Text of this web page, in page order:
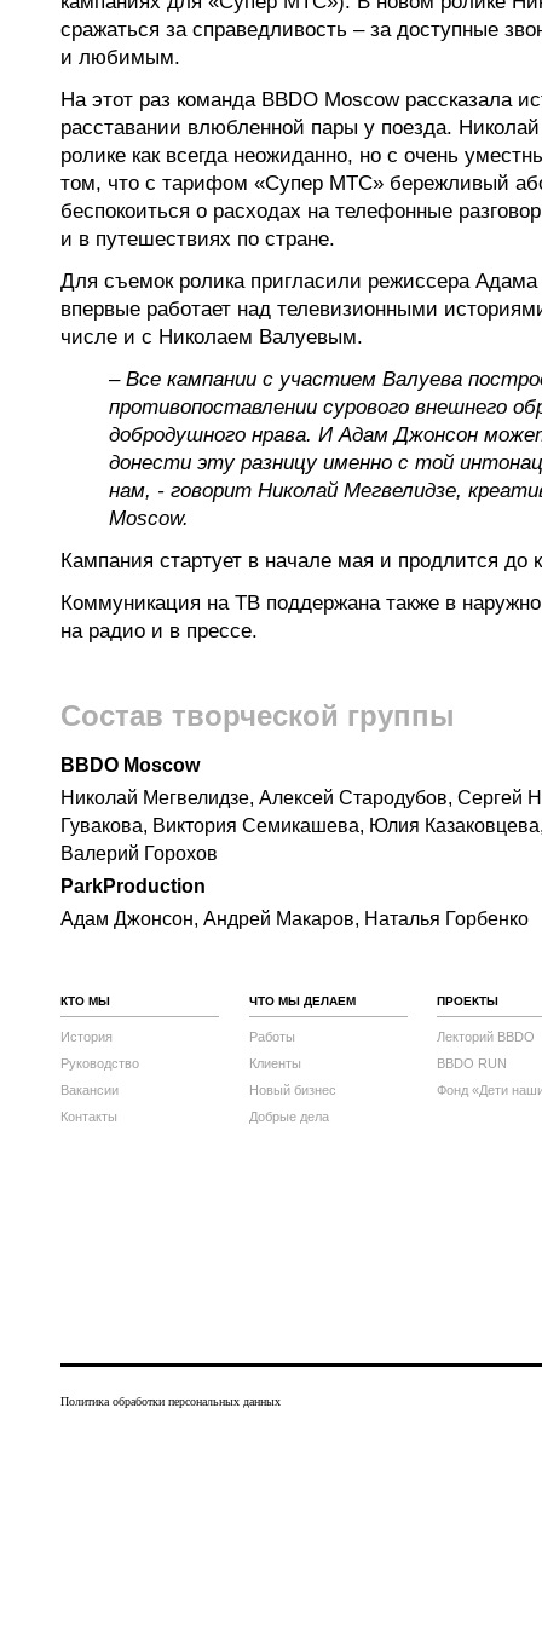
сражаться за справедливость – за доступные
и любимым.
На этот раз команда BBDO Moscow рассказала
расставании влюбленной пары у поезда.
ролике как всегда неожиданно, но с очень
том, что с тарифом «Супер МТС» бережливый
беспокоиться о расходах на телефонные
и в путешествиях по стране.
Для съемок ролика пригласили режиссера
впервые работает над телевизионными
числе и с Николаем Валуевым.
– Все кампании с участием Валуева
противопоставлении сурового внешнего
добродушного нрава. И Адам Джонсон
донести эту разницу именно с той
нам, - говорит Николай Мегвелидзе,
Moscow.
Кампания стартует в начале мая и продлится до
Коммуникация на ТВ поддержана также в
на радио и в прессе.
Состав творческой группы
BBDO Moscow
Николай Мегвелидзе, Алексей Стародубов, Сергей
Гувакова, Виктория Семикашева, Юлия
Валерий Горохов
ParkProduction
Адам Джонсон, Андрей Макаров, Наталья Горбенко
КТО МЫ
История
Руководство
Вакансии
Контакты
ЧТО МЫ ДЕЛАЕМ
Работы
Клиенты
Новый бизнес
Добрые дела
ПРОЕКТЫ
Лекторий BBDO
BBDO RUN
Фонд «Дети
Политика обработки персональных данных